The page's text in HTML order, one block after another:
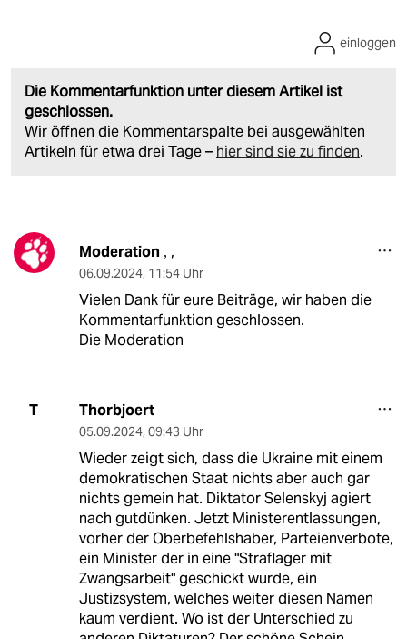
Die Kommentarfunktion unter diesem Artikel ist
geschlossen.
Wir öffnen die Kommentarspalte bei ausgewählten
Artikeln für etwa drei Tage – hier sind sie zu finden.
einloggen
Moderation, ,
06.09.2024, 11:54 Uhr
Vielen Dank für eure Beiträge, wir haben die
Kommentarfunktion geschlossen.
Die Moderation
T Thorbjoert
05.09.2024, 09:43 Uhr
Wieder zeigt sich, dass die Ukraine mit einem
demokratischen Staat nichts aber auch gar
nichts gemein hat. Diktator Selenskyj agiert
nach gutdünken. Jetzt Ministerentlassungen,
vorher der Oberbefehlshaber, Parteienverbote,
ein Minister der in eine "Straflager mit
Zwangsarbeit" geschickt wurde, ein
Justizsystem, welches weiter diesen Namen
kaum verdient. Wo ist der Unterschied zu